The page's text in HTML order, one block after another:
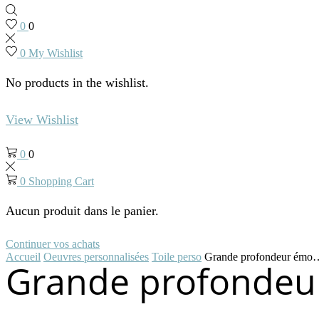
0 0
0 My Wishlist
No products in the wishlist.
View Wishlist
0 0
0 Shopping Cart
Aucun produit dans le panier.
Continuer vos achats
Accueil Oeuvres personnalisées Toile perso Grande profondeur
Grande